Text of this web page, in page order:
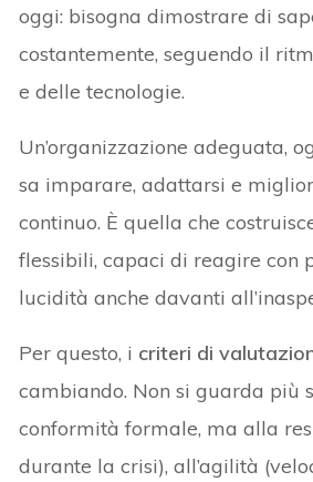
oggi: bisogna dimostrare di
costantemente, seguendo il
e delle tecnologie.
Un’organizzazione adeguata,
sa imparare, adattarsi e
continuo. È quella che
flessibili, capaci di reagire con
lucidità anche davanti
Per questo, i criteri di
cambiando. Non si guarda più
conformità formale, ma alla
durante la crisi), all’agilità